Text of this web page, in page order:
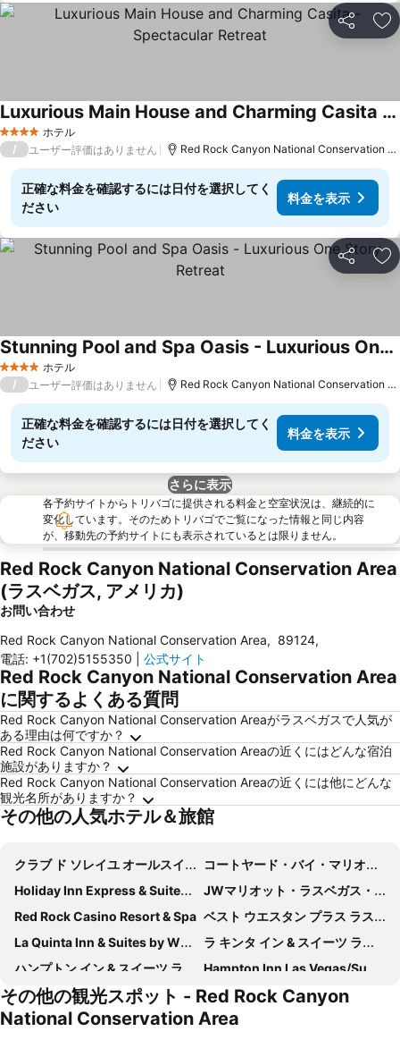
シェア お
4 ホテルのランク
ホテル
Luxurious Main House and Charming Casita - Spectacular Retreat
/ ユーザー評価はありません Red Rock Canyon National Conservation Areaまで19.4 km
正確な料金を確認するには日付を選択してく
ださい
料金を表示
シェア お
4 ホテルのランク
ホテル
Stunning Pool and Spa Oasis - Luxurious One Story Retreat
/ ユーザー評価はありません Red Rock Canyon National Conservation Areaまで18.3 km
正確な料金を確認するには日付を選択してく
ださい
料金を表示
さらに表示
各予約サイトからトリバゴに提供される料金と空室状況は、継続的に
変化しています。そのためトリバゴでご覧になった情報と同じ内容
が、移動先の予約サイトにも表示されているとは限りません。
Red Rock Canyon National Conservation Area
(ラスベガス, アメリカ)
お問い合わせ
Red Rock Canyon National Conservation Area, 89124,
電話: +1(702)5155350 公式サイト
Red Rock Canyon National Conservation Area
に関するよくある質問
Red Rock Canyon National Conservation Areaがラスベガスで人気が
ある理由は何ですか？
Red Rock Canyon National Conservation Areaの近くにはどんな宿泊
施設がありますか？
Red Rock Canyon National Conservation Areaの近くには他にどんな
観光名所がありますか？
その他の人気ホテル＆旅館
クラブ ド ソレイユ オールスイート リゾート
コートヤード・バイ・マリオット・ラスベガス・サマーリン
Holiday Inn Express & Suites Las Vegas Sw – Spring Valley By Ihg
JWマリオット・ラスベガス・リゾート＆スパ
Red Rock Casino Resort & Spa ベスト ウエスタン プラス ラスベガス ウエスト
La Quinta Inn & Suites by Wyndham Las Vegas Red Rock
ラ キンタ イン & スイーツ ラスベガス サマーリン テック
ハンプトン イン & スイーツ ラスベガス - レッド ロック / サマーリン
Hampton Inn Las Vegas/Summerlin
その他の観光スポット - Red Rock Canyon
National Conservation Area